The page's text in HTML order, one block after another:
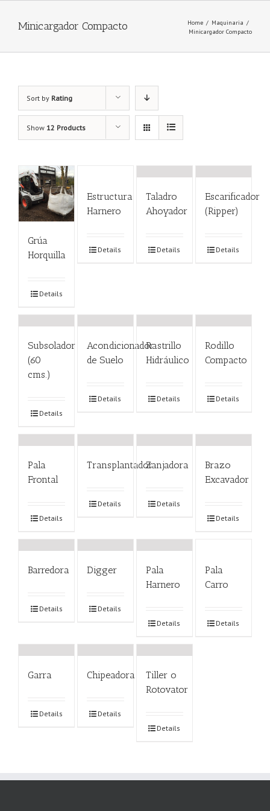
Minicargador Compacto Home / Maquinaria /
Minicargador Compacto
Sort by Rating
Show 12 Products
Grúa
Horquilla
Details
Estructura
Harnero
Details
Taladro
Ahoyador
Details
Escarificador
(Ripper)
Details
Subsolador
(60
cms.)
Details
Acondicionador
de Suelo
Details
Rastrillo
Hidráulico
Details
Rodillo
Compacto
Details
Pala
Frontal
Details
Transplantador
Details
Zanjadora
Details
Brazo
Excavador
Details
Barredora
Details
Digger
Details
Pala
Harnero
Details
Pala
Carro
Details
Garra
Details
Chipeadora
Details
Tiller o
Rotovator
Details